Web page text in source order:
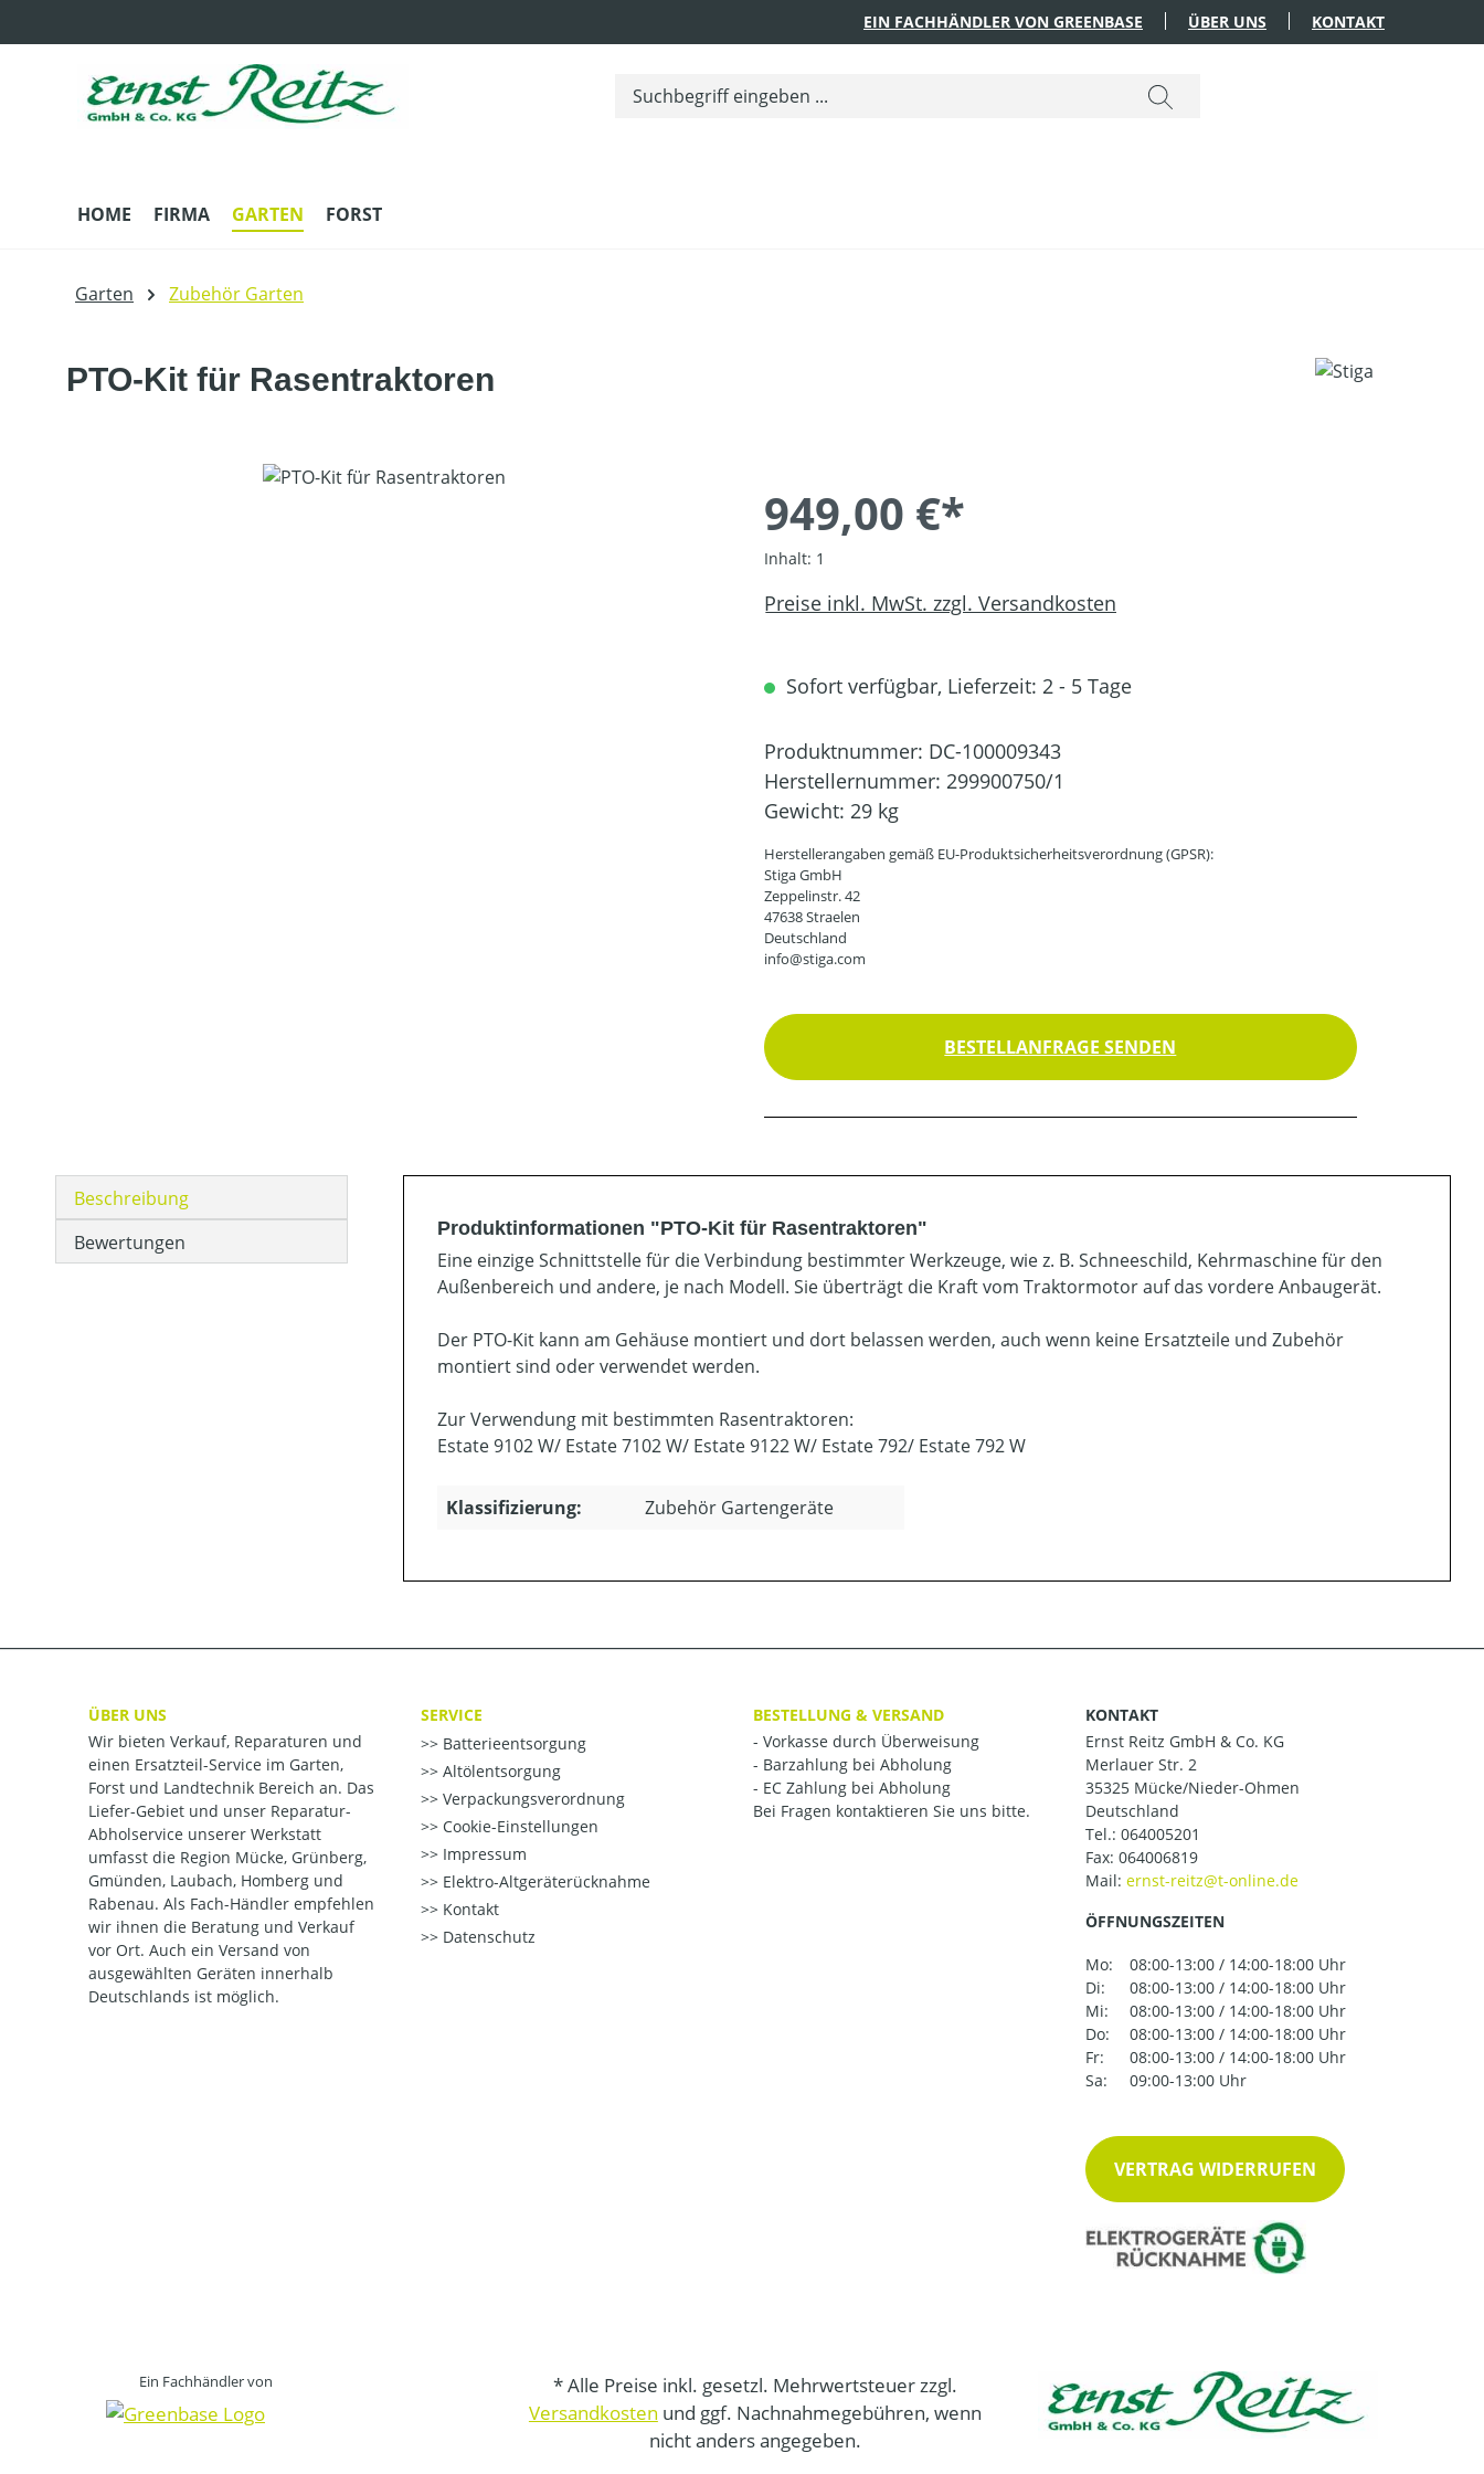
EIN FACHHÄNDLER VON GREENBASE ÜBER UNS KONTAKT
HOME FIRMA GARTEN FORST
Garten Zubehör Garten
PTO-Kit für Rasentraktoren
Bildergalerie überspringen
949,00 €*
Inhalt: 1
Preise inkl. MwSt. zzgl. Versandkosten
Sofort verfügbar, Lieferzeit: 2 - 5 Tage
Produktnummer: DC-100009343
Herstellernummer: 299900750/1
Gewicht: 29 kg
Herstellerangaben gemäß EU-Produktsicherheitsverordnung (GPSR):
Stiga GmbH
Zeppelinstr. 42
47638 Straelen
Deutschland
info@stiga.com
BESTELLANFRAGE SENDEN
Beschreibung
Bewertungen
Produktinformationen "PTO-Kit für Rasentraktoren"
Eine einzige Schnittstelle für die Verbindung bestimmter Werkzeuge, wie z. B. Schneeschild, Kehrmaschine für den
Außenbereich und andere, je nach Modell. Sie überträgt die Kraft vom Traktormotor auf das vordere Anbaugerät.
Der PTO-Kit kann am Gehäuse montiert und dort belassen werden, auch wenn keine Ersatzteile und Zubehör
montiert sind oder verwendet werden.
Zur Verwendung mit bestimmten Rasentraktoren:
Estate 9102 W/ Estate 7102 W/ Estate 9122 W/ Estate 792/ Estate 792 W
Klassifizierung: Zubehör Gartengeräte
ÜBER UNS
Wir bieten Verkauf, Reparaturen und
einen Ersatzteil-Service im Garten,
Forst und Landtechnik Bereich an. Das
Liefer-Gebiet und unser Reparatur-
Abholservice unserer Werkstatt
umfasst die Region Mücke, Grünberg,
Gmünden, Laubach, Homberg und
Rabenau. Als Fach-Händler empfehlen
wir ihnen die Beratung und Verkauf
vor Ort. Auch ein Versand von
ausgewählten Geräten innerhalb
Deutschlands ist möglich.
SERVICE
Batterieentsorgung
Altölentsorgung
Verpackungsverordnung
Cookie-Einstellungen
Impressum
Elektro-Altgeräterücknahme
Kontakt
Datenschutz
BESTELLUNG & VERSAND
- Vorkasse durch Überweisung
- Barzahlung bei Abholung
- EC Zahlung bei Abholung
Bei Fragen kontaktieren Sie uns bitte.
KONTAKT
Ernst Reitz GmbH & Co. KG
Merlauer Str. 2
35325 Mücke/Nieder-Ohmen
Deutschland
Tel.: 064005201
Fax: 064006819
Mail:
ÖFFNUNGSZEITEN
Mo:
08:00-13:00 / 14:00-18:00 Uhr
Di:
08:00-13:00 / 14:00-18:00 Uhr
Mi:
08:00-13:00 / 14:00-18:00 Uhr
Do:
08:00-13:00 / 14:00-18:00 Uhr
Fr:
08:00-13:00 / 14:00-18:00 Uhr
Sa:
09:00-13:00 Uhr
VERTRAG WIDERRUFEN
Ein Fachhändler von
* Alle Preise inkl. gesetzl. Mehrwertsteuer zzgl.
Versandkosten und ggf. Nachnahmegebühren, wenn
nicht anders angegeben.